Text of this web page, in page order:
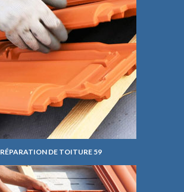
RÉPARATION DE TOITURE 59